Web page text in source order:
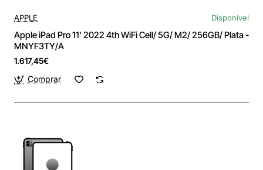
APPLE Disponível
Apple iPad Pro 11' 2022 4th WiFi Cell/ 5G/ M2/ 256GB/ Plata -
MNYF3TY/A
1.617,45€
Comprar